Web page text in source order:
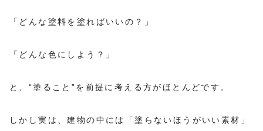
「どんな塗料を塗ればいいの？」
「どんな色にしよう？」
と、“塗ること”を前提に考える方がほとんどです。
しかし実は、建物の中には「塗らないほうがいい素材」